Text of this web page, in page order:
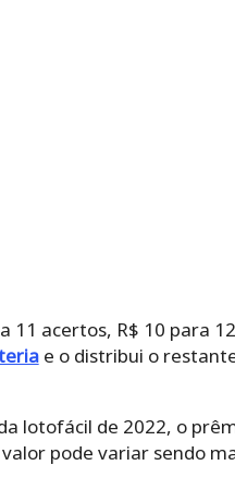
11 acertos, R$ 10 para
e o distribui o
lotofácil de 2022, o
pode variar sendo